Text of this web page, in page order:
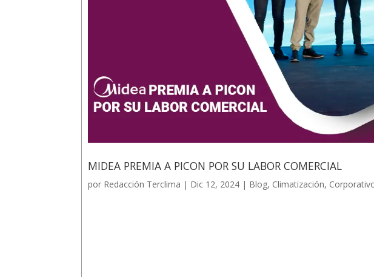
MIDEA PREMIA A PICON POR SU LABOR COMERCIAL
por Redacción Terclima | Dic 12, 2024 | Blog, Climatización,